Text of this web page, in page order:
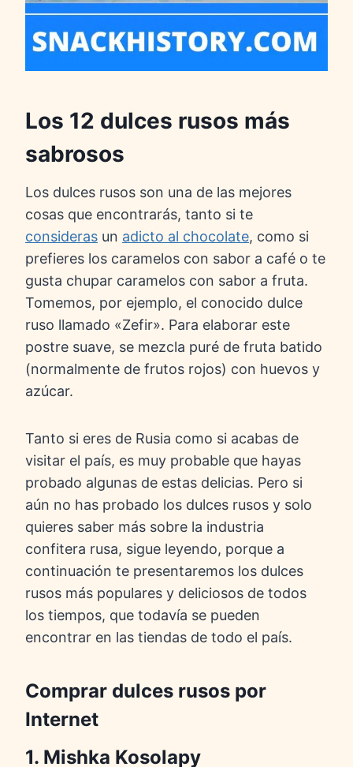
Los 12 dulces rusos más
sabrosos
Los dulces rusos son una de las mejores
cosas que encontrarás, tanto si te
consideras un adicto al chocolate, como si
prefieres los caramelos con sabor a café o te
gusta chupar caramelos con sabor a fruta.
Tomemos, por ejemplo, el conocido dulce
ruso llamado «Zefir». Para elaborar este
postre suave, se mezcla puré de fruta batido
(normalmente de frutos rojos) con huevos y
azúcar.
Tanto si eres de Rusia como si acabas de
visitar el país, es muy probable que hayas
probado algunas de estas delicias. Pero si
aún no has probado los dulces rusos y solo
quieres saber más sobre la industria
confitera rusa, sigue leyendo, porque a
continuación te presentaremos los dulces
rusos más populares y deliciosos de todos
los tiempos, que todavía se pueden
encontrar en las tiendas de todo el país.
Comprar dulces rusos por
Internet
1. Mishka Kosolapy